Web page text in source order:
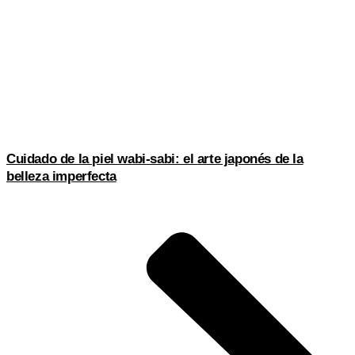
Cuidado de la piel wabi-sabi: el arte japonés de la
belleza imperfecta